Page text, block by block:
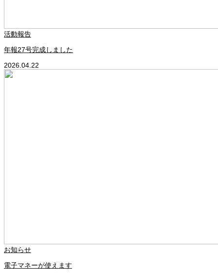
活動報告
年報27号完成しました
2026.04.22
お知らせ
電子マネーが使えます